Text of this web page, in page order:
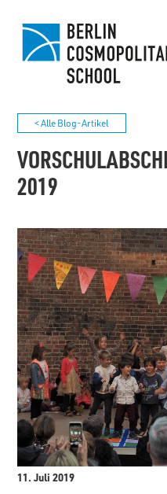
< Alle Blog-Artikel
2019
11. Juli 2019